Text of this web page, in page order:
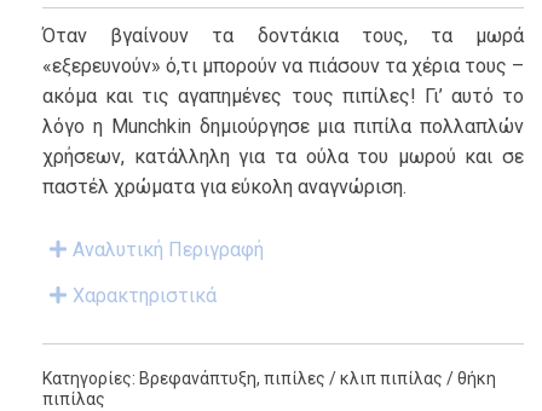
Όταν βγαίνουν τα δοντάκια τους, τα μωρά
«εξερευνούν» ό,τι μπορούν να πιάσουν τα χέρια τους –
ακόμα και τις αγαπημένες τους πιπίλες! Γι’ αυτό το
λόγο η Munchkin δημιούργησε μια πιπίλα πολλαπλών
χρήσεων, κατάλληλη για τα ούλα του μωρού και σε
παστέλ χρώματα για εύκολη αναγνώριση.
Αναλυτική Περιγραφή
Χαρακτηριστικά
Κατηγορίες: Βρεφανάπτυξη, πιπίλες / κλιπ πιπίλας / θήκη
πιπίλας